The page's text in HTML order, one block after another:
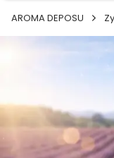
AROMA DEPOSU